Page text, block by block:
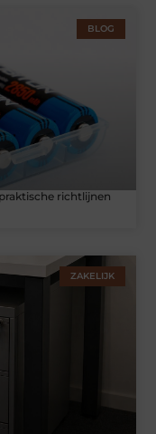
BLOG
richtlijnen
ZAKELIJK